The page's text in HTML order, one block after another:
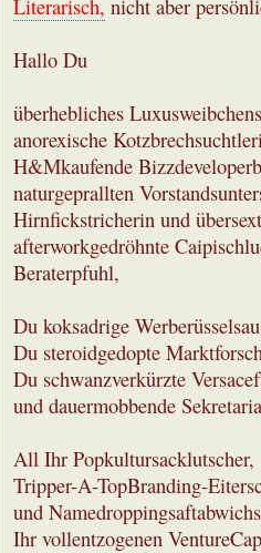
Literarisch, nicht aber
Hallo Du
überhebliches
anorexische
H&Mkaufende
naturgeprallten
Hirnfickstricherin und
afterworkgedröhnte
Beraterpfuhl,
Du koksadrige
Du steroidgedopte
Du schwanzverkürzte
und dauermobbende
All Ihr Popkultursacklutscher,
Tripper-A-TopBranding-
und
Ihr vollentzogenen